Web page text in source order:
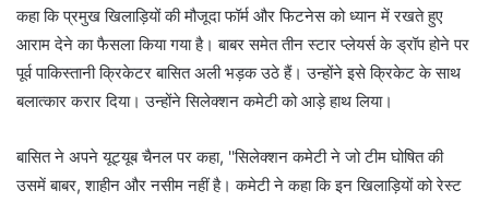
कहा कि प्रमुख खिलाड़ियों की मौजूदा फॉर्म और फिटनेस को ध्यान में रखते हुए
आराम देने का फैसला किया गया है। बाबर समेत तीन स्टार प्लेयर्स के ड्रॉप होने पर
पूर्व पाकिस्तानी क्रिकेटर बासित अली भड़क उठे हैं। उन्होंने इसे क्रिकेट के साथ
बलात्कार करार दिया। उन्होंने सिलेक्शन कमेटी को आड़े हाथ लिया।
बासित ने अपने यूट्यूब चैनल पर कहा, ''सिलेक्शन कमेटी ने जो टीम घोषित की
उसमें बाबर, शाहीन और नसीम नहीं है। कमेटी ने कहा कि इन खिलाड़ियों को रेस्ट